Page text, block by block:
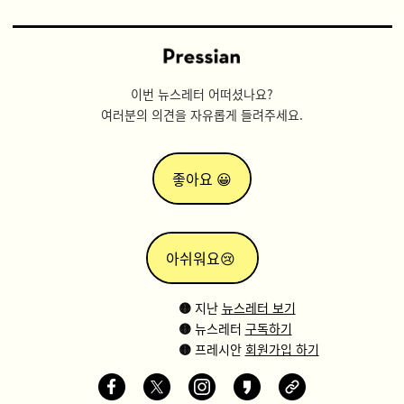
이번 뉴스레터 어떠셨나요?
여러분의 의견을 자유롭게 들려주세요.
좋아요 😀
아쉬워요😢
🟡 지난 뉴스레터 보기
🟡 뉴스레터 구독하기
🟡 프레시안 회원가입 하기